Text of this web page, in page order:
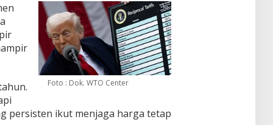
Foto : Dok. WTO Center
persisten ikut menjaga harga tetap